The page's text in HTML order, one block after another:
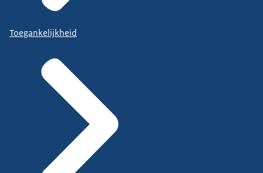
Toegankelijkheid